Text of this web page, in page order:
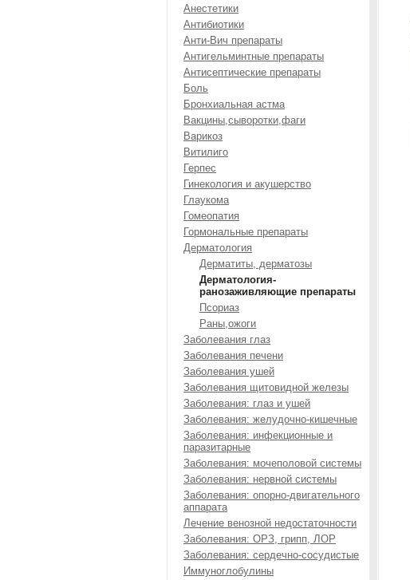
Анестетики
Антибиотики
Анти-Вич препараты
Антигельминтные препараты
Антисептические препараты
Боль
Бронхиальная астма
Вакцины,сыворотки,фаги
Варикоз
Витилиго
Герпес
Гинекология и акушерство
Глаукома
Гомеопатия
Гормональные препараты
Дерматология
Дерматиты, дерматозы
Дерматология-
ранозаживляющие препараты
Псориаз
Раны,ожоги
Заболевания глаз
Заболевания печени
Заболевания ушей
Заболевания щитовидной железы
Заболевания: глаз и ушей
Заболевания: желудочно-кишечные
Заболевания: инфекционные и
паразитарные
Заболевания: мочеполовой системы
Заболевания: нервной системы
Заболевания: опорно-двигательного
аппарата
Лечение венозной недостаточности
Заболевания: ОРЗ, грипп, ЛОР
Заболевания: сердечно-сосудистые
Иммуноглобулины